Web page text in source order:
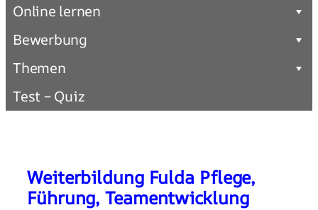
Online lernen
Bewerbung
Themen
Test – Quiz
Weiterbildung Fulda Pflege,
Führung, Teamentwicklung